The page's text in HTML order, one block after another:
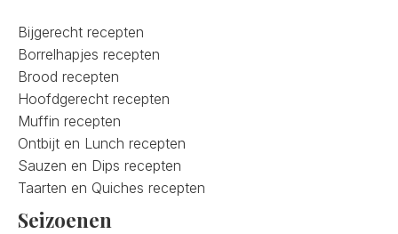
Bijgerecht recepten
Borrelhapjes recepten
Brood recepten
Hoofdgerecht recepten
Muffin recepten
Ontbijt en Lunch recepten
Sauzen en Dips recepten
Taarten en Quiches recepten
Seizoenen